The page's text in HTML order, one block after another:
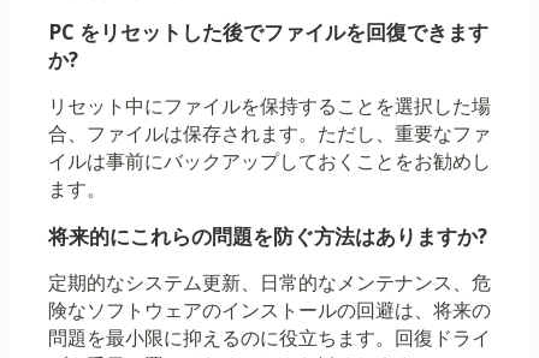
PC をリセットした後でファイルを回復できます
か?
リセット中にファイルを保持することを選択した場
合、ファイルは保存されます。ただし、重要なファ
イルは事前にバックアップしておくことをお勧めし
ます。
将来的にこれらの問題を防ぐ方法はありますか?
定期的なシステム更新、日常的なメンテナンス、危
険なソフトウェアのインストールの回避は、将来の
問題を最小限に抑えるのに役立ちます。回復ドライ